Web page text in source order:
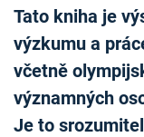
Tato kniha je
výzkumu a
včetně
významných
Je to